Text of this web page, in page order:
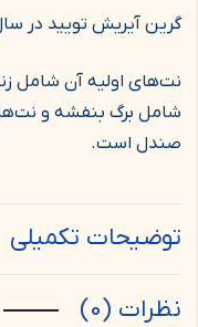
گرین آیریش تویید در سال ۱۹۸۵ به بازار عرضه
نت‌های اولیه آن شامل
شامل برگ بنفشه و
صندل است.
توضیحات تکمیلی
نظرات (0)